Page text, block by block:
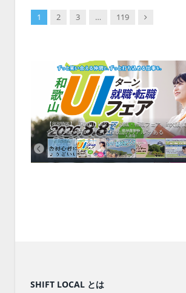
1 2 3 … 119 Next
【8/8開催】「和歌山 UIターン就職・転職フェア」in大阪
企業も5社が参加、ここに“和歌山のリアル”がある
SHIFT LOCAL とは